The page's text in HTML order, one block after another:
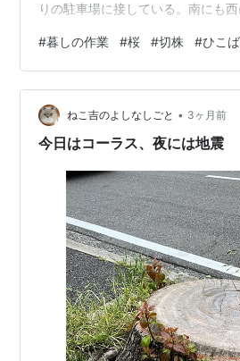
りの駐車場に接している。南にも
づつの草むしりで、なんとか我慢で
ゆかない。往来する人さまの眼に
うせ草藪状態なのだからかまうま
投げ込まれる。今日もグミの商品パ
草の新箱の帯封を切ったフィルムが
#暮しの作業 #桜 #切株 #ひこば
ねこ吉のよしなしごと • 3ヶ月前
今日はコーラス、夜には地震